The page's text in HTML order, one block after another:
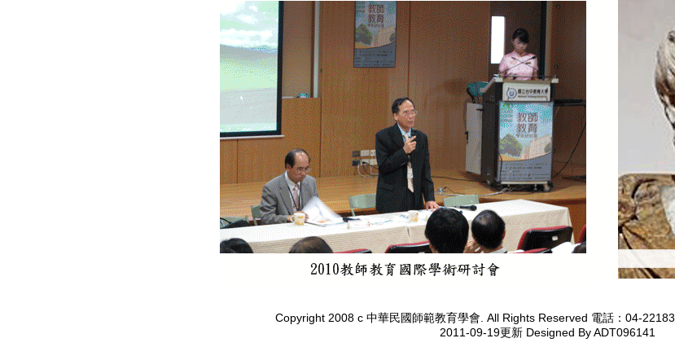
Copyright 2008 c 中華民國師範教育學會. All Rights Reserved 電話：04-
2011-09-19更新 Designed By ADT096141